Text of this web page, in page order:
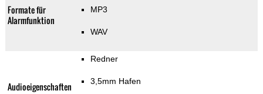
Formate für
Alarmfunktion
MP3
WAV
Audioeigenschaften
Redner
3,5mm Hafen